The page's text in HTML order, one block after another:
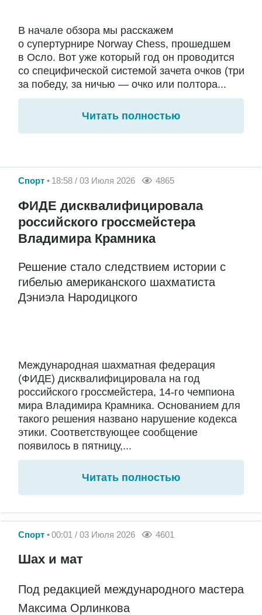
В начале обзора мы расскажем
о супертурнире Norway Chess, прошедшем
в Осло. Вот уже который год он проводится
со специфической системой зачета очков (три
за победу, за ничью — очко или полтора...
Читать полностью
Спорт 18:58 / 03 Июля 2026 4865
ФИДЕ дисквалифицировала
российского гроссмейстера
Владимира Крамника
Решение стало следствием истории с
гибелью американского шахматиста
Дэниэла Народицкого
Международная шахматная федерация
(ФИДЕ) дисквалифицировала на год
российского гроссмейстера, 14-го чемпиона
мира Владимира Крамника. Основанием для
такого решения названо нарушение кодекса
этики. Соответствующее сообщение
появилось в пятницу,...
Читать полностью
Спорт 00:01 / 03 Июля 2026 4601
Шах и мат
Под редакцией международного мастера
Максима Орлинкова